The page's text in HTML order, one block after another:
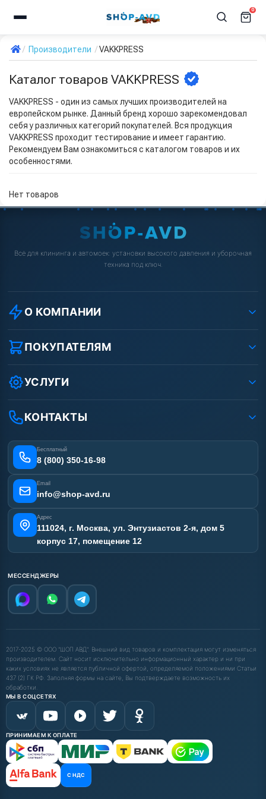
0
Производители VAKKPRESS
Каталог товаров VAKKPRESS
VAKKPRESS - один из самых лучших производителей на
европейском рынке. Данный бренд хорошо зарекомендовал
себя у различных категорий покупателей. Вся продукция
VAKKPRESS проходит тестирование и имеет гарантию.
Рекомендуем Вам ознакомиться с каталогом товаров и их
особенностями.
Нет товаров
Всё для клининга и автомоек: установки высокого давления и уборочная
техника под ключ.
О КОМПАНИИ
О компании
Реквизиты ООО «Шоп АВД»
Защита данных клиента
Условия соглашения
Вакансии
Статьи
ПОКУПАТЕЛЯМ
Как заказать?
Оплата
Доставка
Лизинг
Получить скидку
УСЛУГИ
Услуги
Аренда АВД
Ремонт АВД
Сертификаты
Наши работы
Карта сайта
КОНТАКТЫ
Бесплатный
8 (800) 350-16-98
Email
info@shop-avd.ru
Адрес
111024, г. Москва, ул. Энтузиастов 2-я, дом 5
корпус 17, помещение 12
МЕССЕНДЖЕРЫ
2017-2025 © ООО "ШОП АВД". Внешний вид товаров и комплектация могут изменяться
производителем. Сайт носит исключительно информационный характер и ни при
каких условиях не является публичной офертой, определяемой положениями Статьи
437 (2) ГК РФ. Заполняя формы на сайте, Вы подтверждаете возможность их
обработки.
МЫ В СОЦСЕТЯХ
ПРИНИМАЕМ К ОПЛАТЕ
С НДС